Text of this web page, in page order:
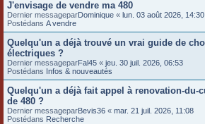
J'envisage de vendre ma 480
Dernier messageparDominique « lun. 03 août 2026, 14:30
Postédans A vendre
Quelqu'un a déjà trouvé un vrai guide de
électriques ?
Dernier messageparFal45 « jeu. 30 juil. 2026, 06:53
Postédans Infos & nouveautés
Quelqu'un a déjà fait appel à renovation-du-
de 480 ?
Dernier messageparBevis36 « mar. 21 juil. 2026, 11:08
Postédans Recherche